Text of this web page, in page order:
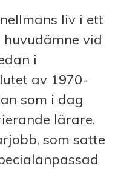
liv i ett
vid
i
av 1970-
som i dag
lärare.
som satte